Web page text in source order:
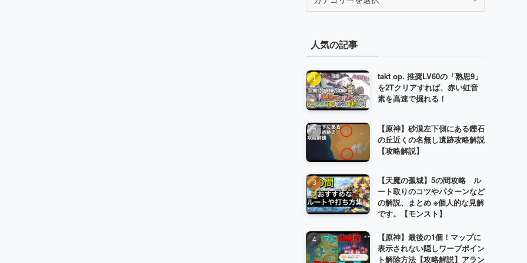
ー人気の記事
takt op. 推奨LV60の「熟思9」
を2Tクリアすれば、赤い虹音
素を高速で掘れる！
【原神】砂漠左下側にある鑠石
の丘近くの名無し遺跡攻略解説
【攻略解説】
【天魔の孤城】5の間攻略 ル
ート取りのコツやパターンなど
の解説、まとめ ※個人的な見解
です。【モンスト】
【原神】最後の1個！マップに
表示されない隠しワープポイン
ト解除方法【攻略解説】アラン